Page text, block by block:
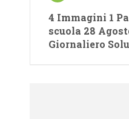
4 Immagini 1
scuola 28
Giornaliero